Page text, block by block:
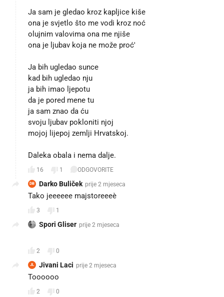
Ja sam je gledao kroz kapljice kiše
ona je svjetlo što me vodi kroz noć
olujnim valovima ona me njiše
ona je ljubav koja ne može proć'
Ja bih ugledao sunce
kad bih ugledao nju
ja bih imao ljepotu
da je pored mene tu
ja sam znao da ću
svoju ljubav pokloniti njoj
mojoj lijepoj zemlji Hrvatskoj.
Daleka obala i nema dalje.
16 1 ODGOVORITE
DB Darko Buliček prije 2 mjeseca
Tako jeeeeee majstoreeeè❤️
3 1
Spori Gliser prije 2 mjeseca
2 0
JL Jivani Laci prije 2 mjeseca
Toooooo
2 0